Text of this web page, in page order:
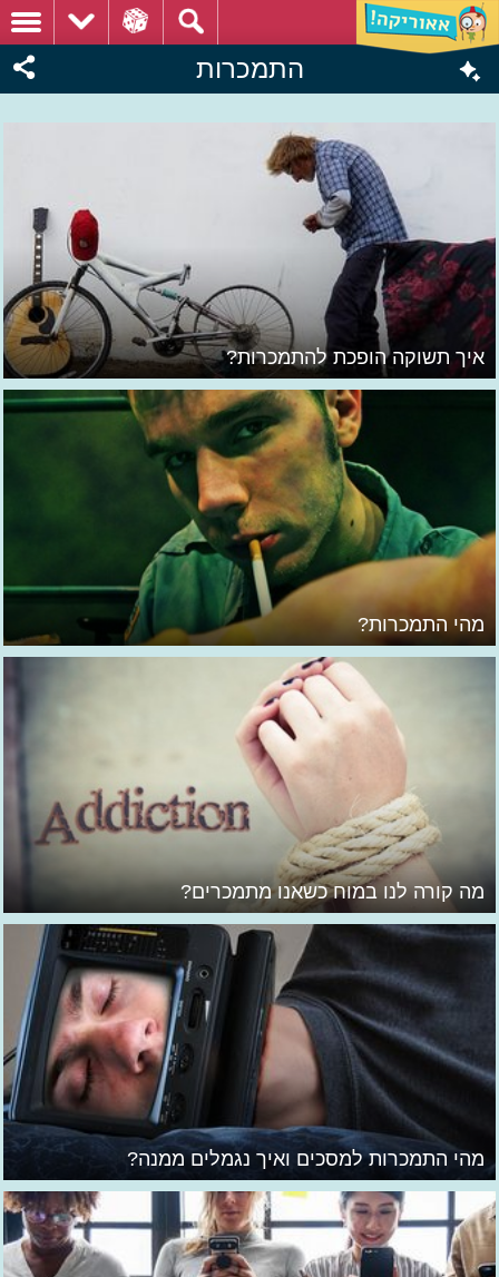
התמכרות
איך תשוקה הופכת להתמכרות?
מהי התמכרות?
מה קורה לנו במוח כשאנו מתמכרים?
מהי התמכרות למסכים ואיך נגמלים ממנה?